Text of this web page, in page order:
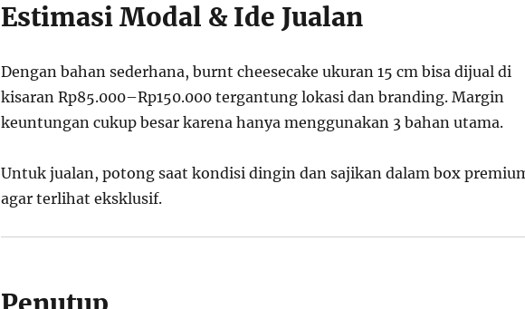
Estimasi Modal & Ide Jualan
Dengan bahan sederhana, burnt cheesecake ukuran 15 cm bisa dijual di
kisaran Rp85.000–Rp150.000 tergantung lokasi dan branding. Margin
keuntungan cukup besar karena hanya menggunakan 3 bahan utama.
Untuk jualan, potong saat kondisi dingin dan sajikan dalam box
agar terlihat eksklusif.